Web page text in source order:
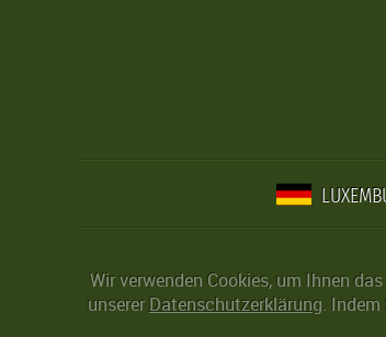
Wir verwenden Cookies, um Ihnen
unserer Datenschutzerklärung. Indem